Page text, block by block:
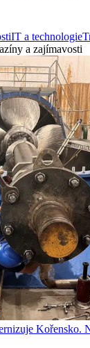
IT a technologie
a zajímavosti
Kořensko.